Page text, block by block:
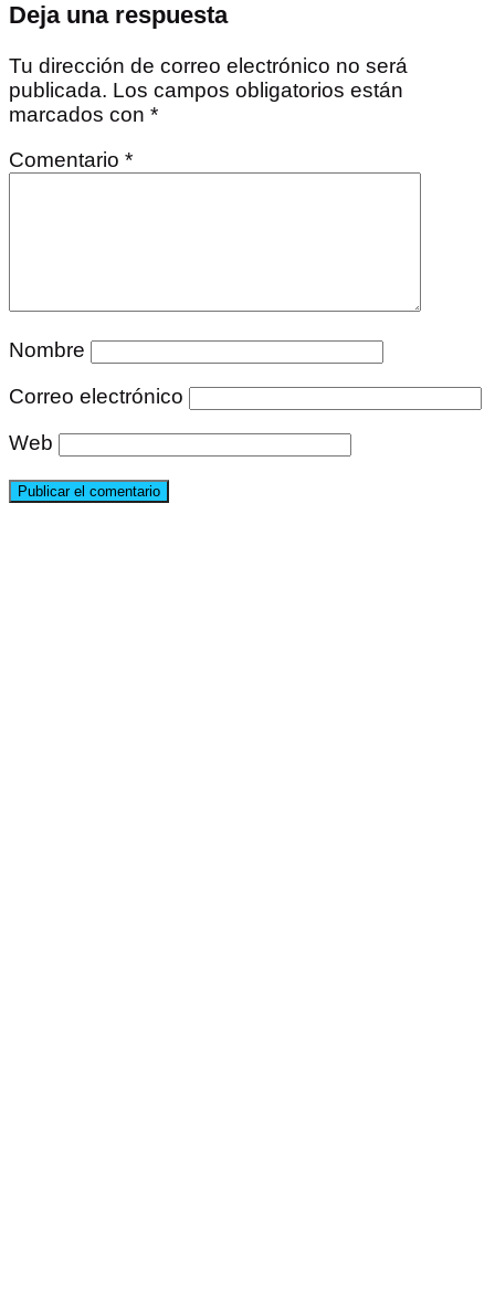
Deja una respuesta
Tu dirección de correo electrónico no será
publicada. Los campos obligatorios están
marcados con *
Comentario *
Nombre
Correo electrónico
Web